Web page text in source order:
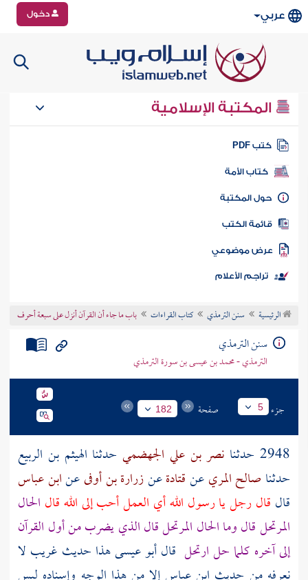
عربي دخول
المكتبة الإسلامية
كتب PDF
كتاب الأمة
المكتبة
الكتب
موضوعي
تراجم الأعلام
الرئيسية سنن الترمذي كتاب القراءات باب ما جاء أن القرآن أنزل على سبعة أحرف
سنن الترمذي
الترمذي - محمد بن عيسى بن سورة الترمذي
جزء 5 صفحة 182
2948 حدثنا نصر بن علي الجهضمي حدثنا الهيثم بن الربيع
حدثنا صالح المريعنقتادةعنزرارة بن أوفىعنابن عباس
قال قال رجل يا رسول الله أي العمل أحب إلى الله قال الحال
المرتحل قال وما الحال المرتحل قال الذي يضرب من أول القرآن
إلى آخره كلما حل ارتحل قال أبو عيسى هذا حديث غريب لا